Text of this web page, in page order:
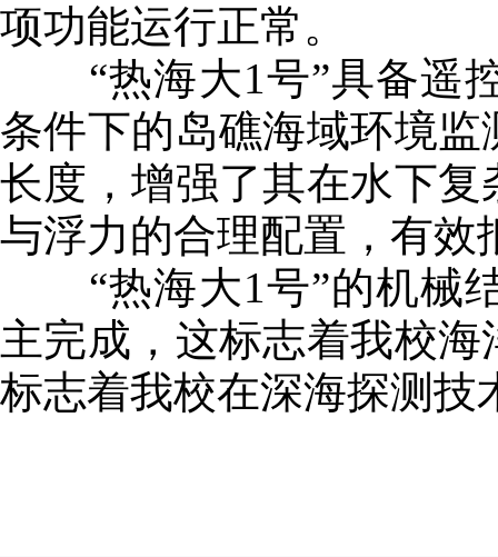
项功能运行正常。
“热海大1号”具备遥控
条件下的岛礁海域环境
长度，增强了其在水下
与浮力的合理配置，有效
“热海大1号”的机械结
主完成，这标志着我校
标志着我校在深海探测技